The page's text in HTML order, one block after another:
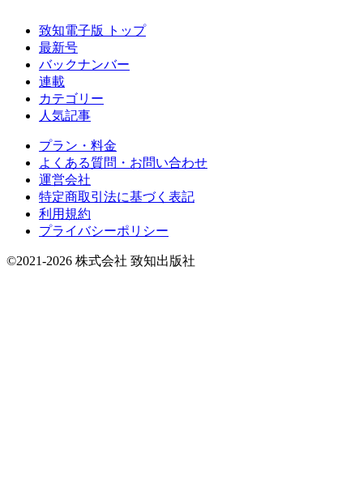
致知電子版 トップ
最新号
バックナンバー
連載
カテゴリー
人気記事
プラン・料金
よくある質問・お問い合わせ
運営会社
特定商取引法に基づく表記
利用規約
プライバシーポリシー
©2021-2026 株式会社 致知出版社